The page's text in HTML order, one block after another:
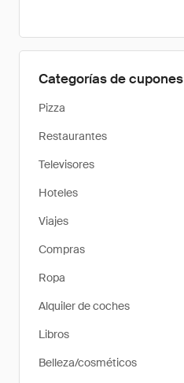
Categorías de cupones
Pizza
Restaurantes
Televisores
Hoteles
Viajes
Compras
Ropa
Alquiler de coches
Libros
Belleza/cosméticos